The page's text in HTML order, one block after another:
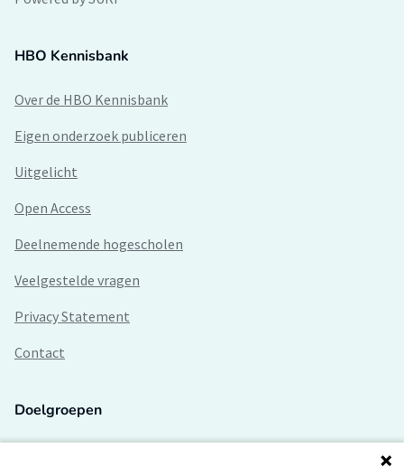
HBO Kennisbank
Over de HBO Kennisbank
Eigen onderzoek publiceren
Uitgelicht
Open Access
Deelnemende hogescholen
Veelgestelde vragen
Privacy Statement
Contact
Doelgroepen